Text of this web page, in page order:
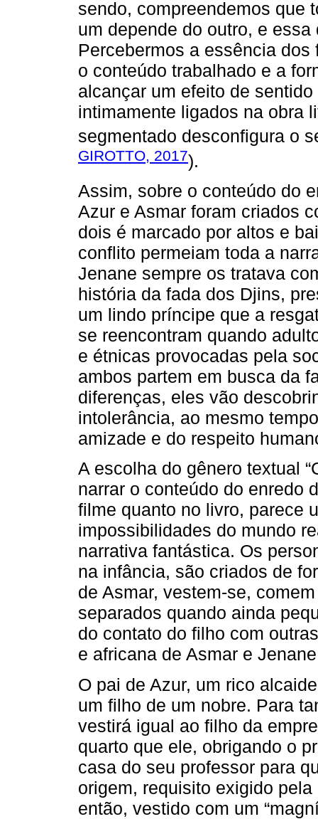
sendo, compreendemos que
um depende do outro, e
Percebermos a essência
o conteúdo trabalhado e a
alcançar um efeito de
intimamente ligados na obra
segmentado desconfigura o
GIROTTO, 2017).
Assim, sobre o conteúdo do
Azur e Asmar foram criados
dois é marcado por altos e
conflito permeiam toda a
Jenane sempre os tratava
história da fada dos Djins,
um lindo príncipe que a
se reencontram quando
e étnicas provocadas pela
ambos partem em busca da
diferenças, eles vão
intolerância, ao mesmo
amizade e do respeito
A escolha do gênero textual
narrar o conteúdo do enredo
filme quanto no livro, parece
impossibilidades do mundo
narrativa fantástica. Os
na infância, são criados de
de Asmar, vestem-se,
separados quando ainda
do contato do filho com
e africana de Asmar e
O pai de Azur, um rico
um filho de um nobre. Para
vestirá igual ao filho da
quarto que ele, obrigando o
casa do seu professor para
origem, requisito exigido
então, vestido com um